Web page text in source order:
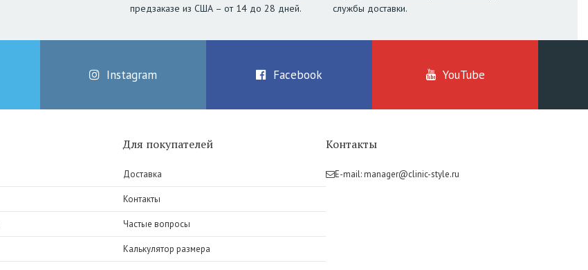
предзаказе из США – от 14 до 28 дней.
службы доставки.
Instagram Facebook YouTube
Для покупателей
Доставка
Контакты
Частые вопросы
Калькулятор размера
Контакты
E-mail:manager@clinic-style.ru